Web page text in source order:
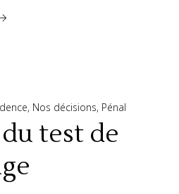
, Nos décisions, Pénal
test de